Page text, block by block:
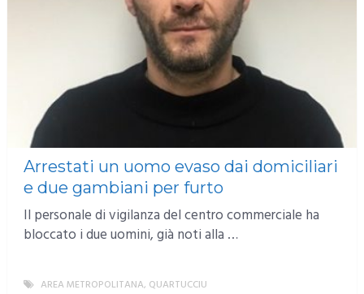
Arrestati un uomo evaso dai domiciliari
e due gambiani per furto
Il personale di vigilanza del centro commerciale ha
bloccato i due uomini, già noti alla …
AREA METROPOLITANA, QUARTUCCIU